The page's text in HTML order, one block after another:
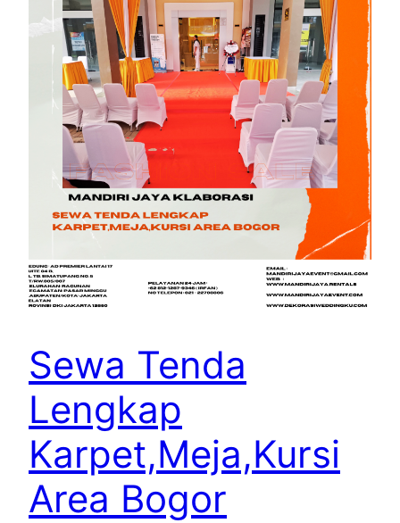
Sewa Tenda
Lengkap
Karpet,Meja,Kursi
Area Bogor